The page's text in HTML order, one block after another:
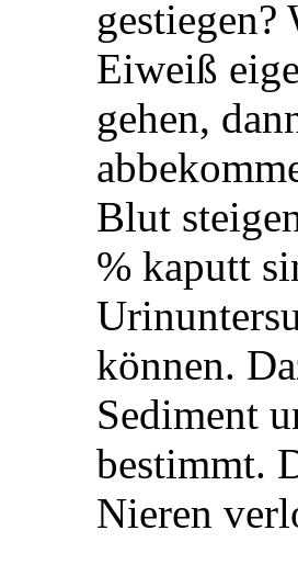
gestiegen?
Eiweiß
gehen,
Blut
% kaputt
können.
Sediment
bestimmt.
Nieren